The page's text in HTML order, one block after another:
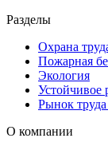
Разделы
Охрана
Пожарная
Экология
Устойчивое
Рынок
О компании